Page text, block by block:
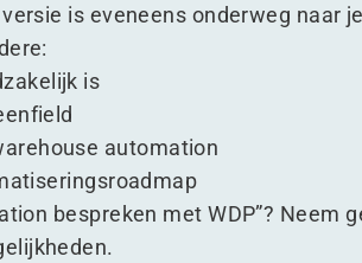
is eveneens onderweg naar
is
automation
bespreken met WDP”? Neem